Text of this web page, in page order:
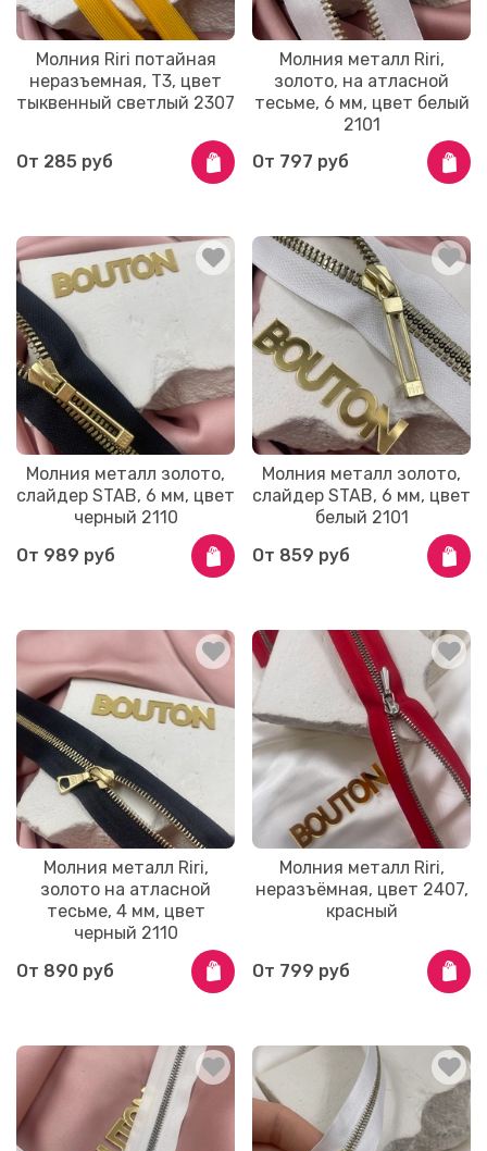
Молния Riri потайная
неразъемная, Т3, цвет
тыквенный светлый 2307
От 285 руб
Молния металл Riri,
золото, на атласной
тесьме, 6 мм, цвет белый
2101
От 797 руб
Молния металл золото,
слайдер STAB, 6 мм, цвет
черный 2110
От 989 руб
Молния металл золото,
слайдер STAB, 6 мм, цвет
белый 2101
От 859 руб
Молния металл Riri,
золото на атласной
тесьме, 4 мм, цвет
черный 2110
От 890 руб
Молния металл Riri,
неразъёмная, цвет 2407,
красный
От 799 руб